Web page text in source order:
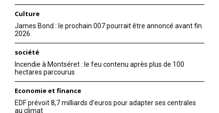
Culture
James Bond : le prochain 007 pourrait être annoncé avant fin
2026
société
Incendie à Montséret : le feu contenu après plus de 100
hectares parcourus
Economie et finance
EDF prévoit 8,7 milliards d’euros pour adapter ses centrales
au climat